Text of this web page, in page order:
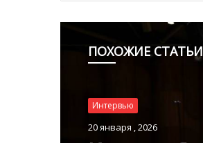
ПОХОЖИЕ СТАТЬИ
Интервью
Интервью
26 июля , 2025